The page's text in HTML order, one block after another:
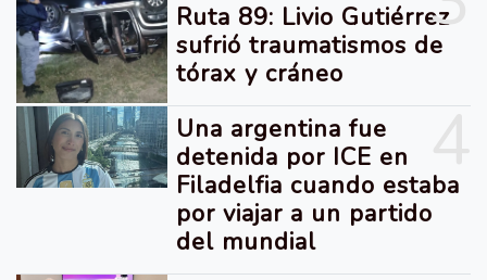
Ruta 89: Livio Gutiérrez
sufrió traumatismos de
tórax y cráneo
Una argentina fue
detenida por ICE en
Filadelfia cuando estaba
por viajar a un partido
del mundial